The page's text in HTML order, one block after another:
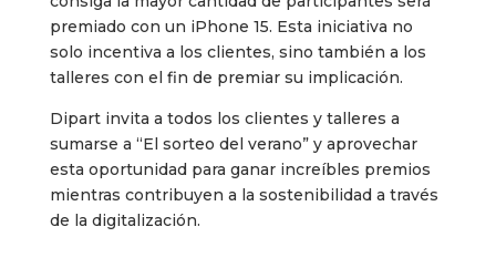
premiado con un iPhone 15. Esta iniciativa no
solo incentiva a los clientes, sino también a los
talleres con el fin de premiar su implicación.
Dipart invita a todos los clientes y talleres a
sumarse a “El sorteo del verano” y aprovechar
esta oportunidad para ganar increíbles premios
mientras contribuyen a la sostenibilidad a través
de la digitalización.